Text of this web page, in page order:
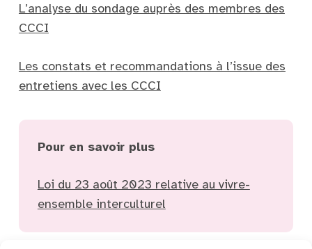
L’analyse du sondage auprès des membres des
CCCI
Les constats et recommandations à l’issue des
entretiens avec les CCCI
Pour en savoir plus
Loi du 23 août 2023 relative au vivre-
ensemble interculturel